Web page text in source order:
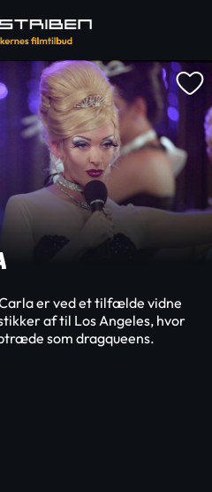
er ved et tilfælde vidne
af til Los Angeles, hvor
som dragqueens.